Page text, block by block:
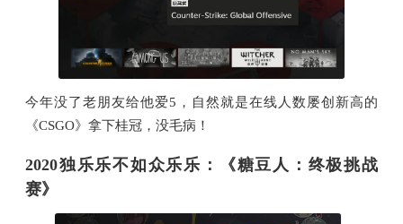
今年没了老朋友给他爱5，自然就是在线人数屡创新高的
《CSGO》拿下桂冠，没毛病！
2020独乐乐不如众乐乐：《糖豆人：终极挑战
赛》